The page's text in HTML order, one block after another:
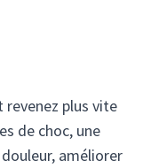
plus vite
de choc, une
améliorer